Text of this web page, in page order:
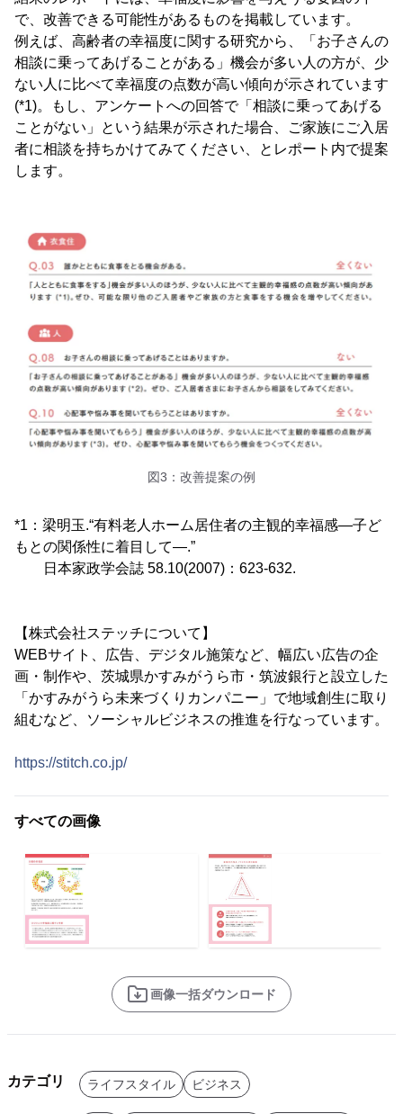
で、改善できる可能性があるものを掲載しています。
例えば、高齢者の幸福度に関する研究から、「お子さんの
相談に乗ってあげることがある」機会が多い人の方が、少
ない人に比べて幸福度の点数が高い傾向が示されています
(*1)。もし、アンケートへの回答で「相談に乗ってあげる
ことがない」という結果が示された場合、ご家族にご入居
者に相談を持ちかけてみてください、とレポート内で提案
します。
図3：改善提案の例
*1：梁明玉.“有料老人ホーム居住者の主観的幸福感―子ど
もとの関係性に着目して―.”
日本家政学会誌 58.10(2007)：623-632.
【株式会社ステッチについて】
WEBサイト、広告、デジタル施策など、幅広い広告の企
画・制作や、茨城県かすみがうら市・筑波銀行と設立した
「かすみがうら未来づくりカンパニー」で地域創生に取り
組むなど、ソーシャルビジネスの推進を行なっています。
https://stitch.co.jp/
すべての画像
画像一括ダウンロード
カテゴリ ライフスタイル ビジネス